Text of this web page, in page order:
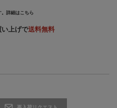
詳細はこちら
上げで送料無料